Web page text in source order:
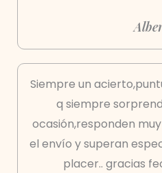
Siempre un
q siempre
ocasión,responden
el envío y superan
placer.. gracias